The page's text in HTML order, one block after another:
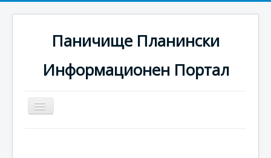
Паничище Планински
Информационен Портал
Превключи
навигация